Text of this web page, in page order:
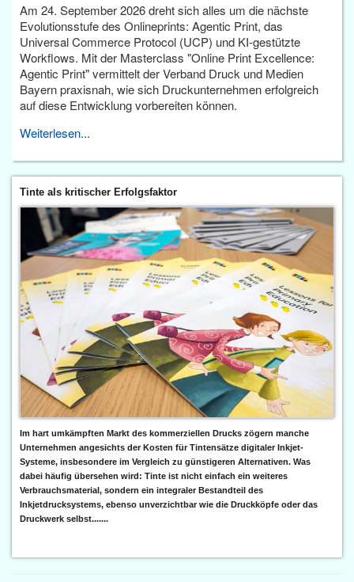
Am 24. September 2026 dreht sich alles um die nächste
Evolutionsstufe des Onlineprints: Agentic Print, das
Universal Commerce Protocol (UCP) und KI-gestützte
Workflows. Mit der Masterclass "Online Print Excellence:
Agentic Print" vermittelt der Verband Druck und Medien
Bayern praxisnah, wie sich Druckunternehmen erfolgreich
auf diese Entwicklung vorbereiten können.
Weiterlesen...
Tinte als kritischer Erfolgsfaktor
Im hart umkämpften Markt des kommerziellen Drucks zögern manche
Unternehmen angesichts der Kosten für Tintensätze digitaler Inkjet-
Systeme, insbesondere im Vergleich zu günstigeren Alternativen. Was
dabei häufig übersehen wird: Tinte ist nicht einfach ein weiteres
Verbrauchsmaterial, sondern ein integraler Bestandteil des
Inkjetdrucksystems, ebenso unverzichtbar wie die Druckköpfe oder das
Druckwerk selbst.......